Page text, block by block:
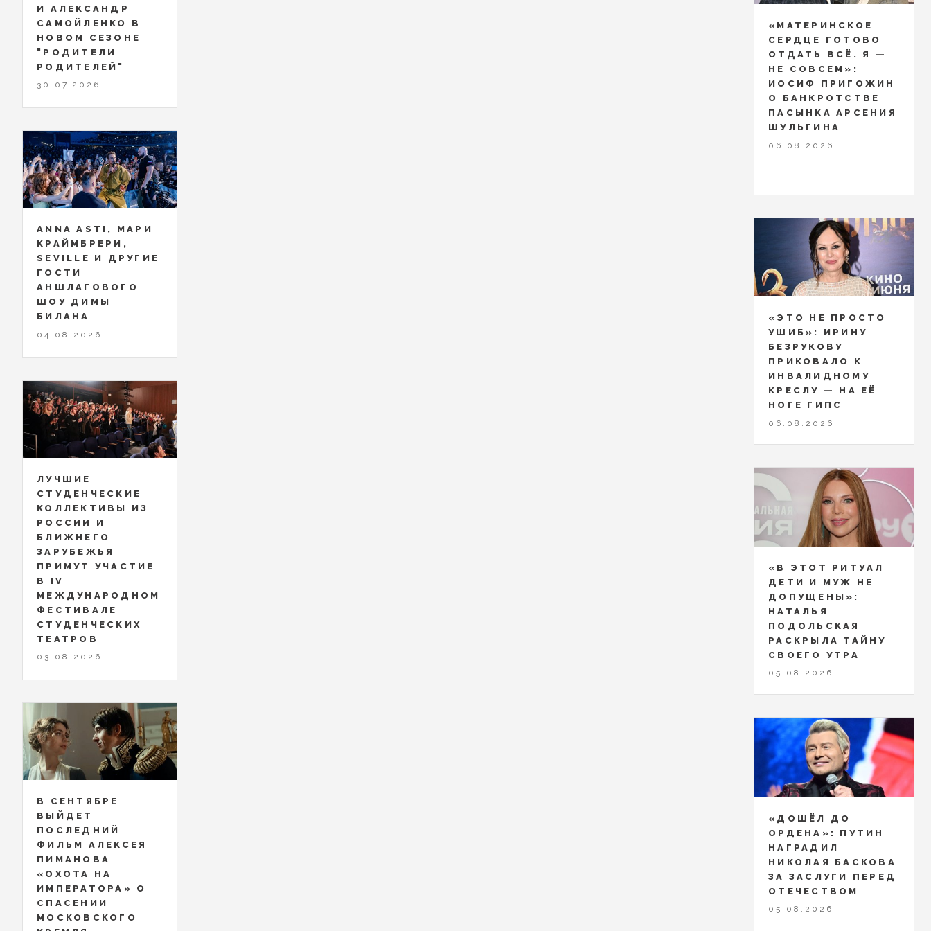
И АЛЕКСАНДР
САМОЙЛЕНКО В
НОВОМ СЕЗОНЕ
"РОДИТЕЛИ
РОДИТЕЛЕЙ"
30.07.2026
ANNA ASTI, МАРИ
КРАЙМБРЕРИ,
SEVILLE И ДРУГИЕ
ГОСТИ
АНШЛАГОВОГО
ШОУ ДИМЫ
БИЛАНА
04.08.2026
ЛУЧШИЕ
СТУДЕНЧЕСКИЕ
КОЛЛЕКТИВЫ ИЗ
РОССИИ И
БЛИЖНЕГО
ЗАРУБЕЖЬЯ
ПРИМУТ УЧАСТИЕ
В IV
МЕЖДУНАРОДНОМ
ФЕСТИВАЛЕ
СТУДЕНЧЕСКИХ
ТЕАТРОВ
03.08.2026
В СЕНТЯБРЕ
ВЫЙДЕТ
ПОСЛЕДНИЙ
ФИЛЬМ АЛЕКСЕЯ
ПИМАНОВА
«ОХОТА НА
ИМПЕРАТОРА» О
СПАСЕНИИ
МОСКОВСКОГО
«МАТЕРИНСКОЕ
СЕРДЦЕ ГОТОВО
ОТДАТЬ ВСЁ. Я —
НЕ СОВСЕМ»:
ИОСИФ ПРИГОЖИН
О БАНКРОТСТВЕ
ПАСЫНКА АРСЕНИЯ
ШУЛЬГИНА
06.08.2026
«ЭТО НЕ ПРОСТО
УШИБ»: ИРИНУ
БЕЗРУКОВУ
ПРИКОВАЛО К
ИНВАЛИДНОМУ
КРЕСЛУ — НА ЕЁ
НОГЕ ГИПС
06.08.2026
«В ЭТОТ РИТУАЛ
ДЕТИ И МУЖ НЕ
ДОПУЩЕНЫ»:
НАТАЛЬЯ
ПОДОЛЬСКАЯ
РАСКРЫЛА ТАЙНУ
СВОЕГО УТРА
05.08.2026
«ДОШЁЛ ДО
ОРДЕНА»: ПУТИН
НАГРАДИЛ
НИКОЛАЯ БАСКОВА
ЗА ЗАСЛУГИ ПЕРЕД
ОТЕЧЕСТВОМ
05.08.2026